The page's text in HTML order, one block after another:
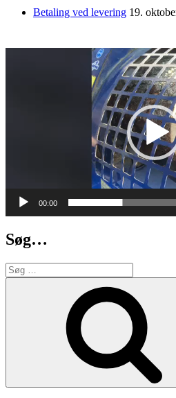
vælges
på
Betaling ved levering 19.
00:00
Søg…
Søg
efter: